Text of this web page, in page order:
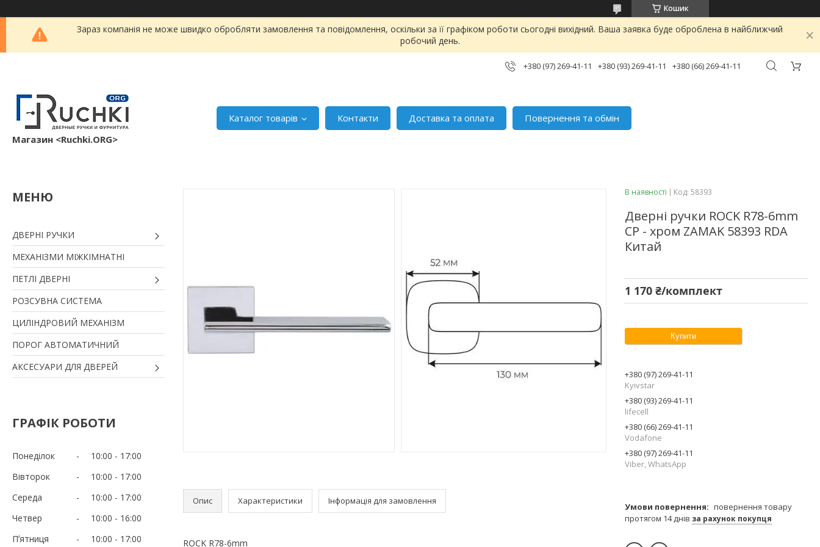
Кошик
Зараз компанія не може швидко обробляти замовлення та повідомлення, оскільки за її графіком роботи сьогодні вихідний. Ваша заявка буде оброблена в найближчий
робочий день.
+380 (97) 269-41-11 +380 (93) 269-41-11 +380 (66) 269-41-11
Магазин <Ruchki.ORG>
Каталог товарів Контакти Доставка та оплата Повернення та обмін
ДВЕРНІ РУЧКИ
МЕХАНІЗМИ МІЖКІМНАТНІ
ПЕТЛІ ДВЕРНІ
РОЗСУВНА СИСТЕМА
ЦИЛІНДРОВИЙ МЕХАНІЗМ
ПОРОГ АВТОМАТИЧНИЙ
АКСЕСУАРИ ДЛЯ ДВЕРЕЙ
ГРАФІК РОБОТИ
Понеділок 10:00
17:00
Вівторок
10:00
17:00
Середа
10:00
17:00
Четвер
10:00
16:00
Пʼятниця
10:00
17:00
Опис Характеристики Інформація для замовлення
ROCK R78-6mm
В наявності Код: 58393
Дверні ручки ROCK R78-6mm
CP - хром ZAMAK 58393 RDA
Китай
1 170 ₴/комплект
Купити
+380 (97) 269-41-11
Kyivstar
+380 (93) 269-41-11
lifecell
+380 (66) 269-41-11
Vodafone
+380 (97) 269-41-11
Viber, WhatsApp
повернення товару
протягом 14 днів за рахунок покупця